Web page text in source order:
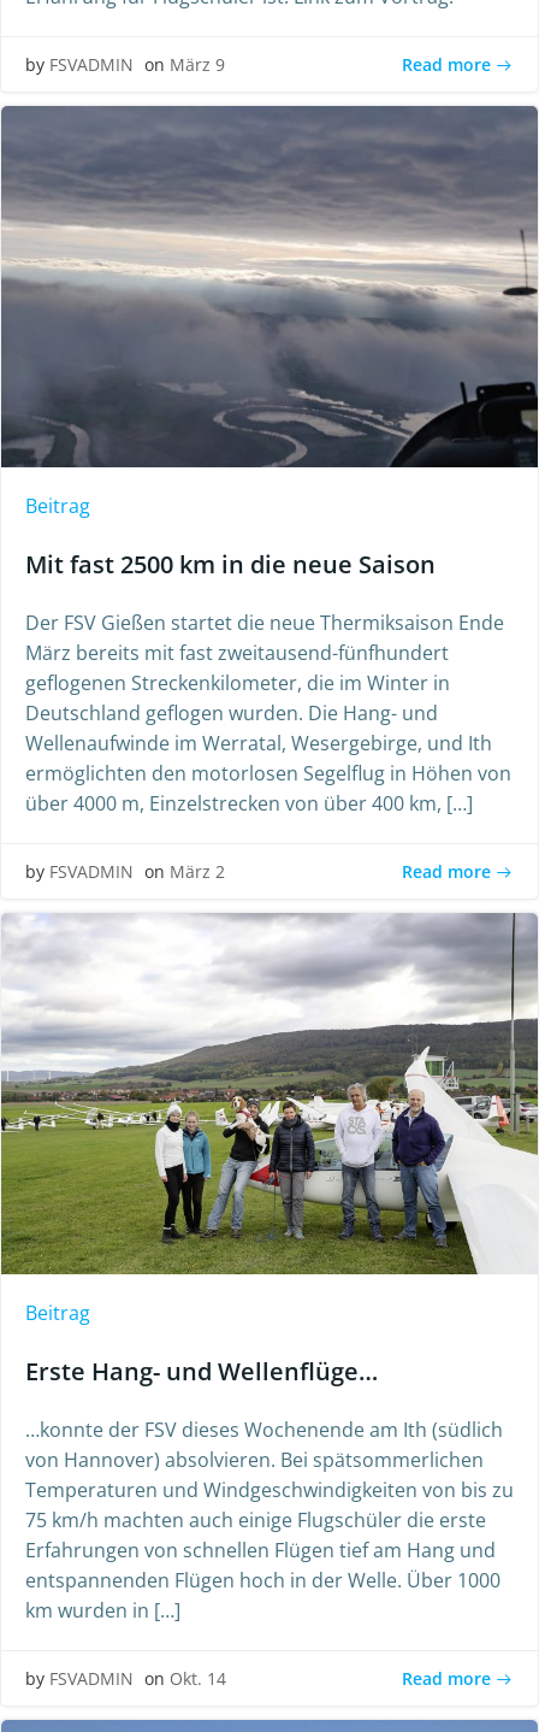
by FSVADMIN on März 9 Read more
Beitrag
Mit fast 2500 km in die neue Saison
Der FSV Gießen startet die neue Thermiksaison Ende
März bereits mit fast zweitausend-fünfhundert
geflogenen Streckenkilometer, die im Winter in
Deutschland geflogen wurden. Die Hang- und
Wellenaufwinde im Werratal, Wesergebirge, und Ith
ermöglichten den motorlosen Segelflug in Höhen von
über 4000 m, Einzelstrecken von über 400 km, […]
by FSVADMIN on März 2 Read more
Beitrag
Erste Hang- und Wellenflüge…
…konnte der FSV dieses Wochenende am Ith (südlich
von Hannover) absolvieren. Bei spätsommerlichen
Temperaturen und Windgeschwindigkeiten von bis zu
75 km/h machten auch einige Flugschüler die erste
Erfahrungen von schnellen Flügen tief am Hang und
entspannenden Flügen hoch in der Welle. Über 1000
km wurden in […]
by FSVADMIN on Okt. 14 Read more